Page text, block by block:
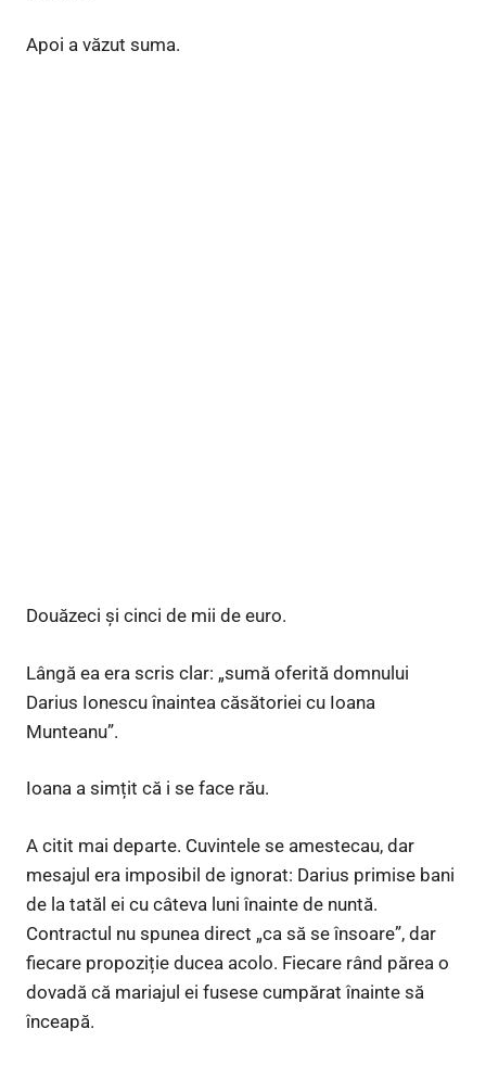
Apoi a văzut suma.
Douăzeci și cinci de mii de euro.
Lângă ea era scris clar: „sumă oferită domnului
Darius Ionescu înaintea căsătoriei cu Ioana
Munteanu”.
Ioana a simțit că i se face rău.
A citit mai departe. Cuvintele se amestecau, dar
mesajul era imposibil de ignorat: Darius primise bani
de la tatăl ei cu câteva luni înainte de nuntă.
Contractul nu spunea direct „ca să se însoare”, dar
fiecare propoziție ducea acolo. Fiecare rând părea o
dovadă că mariajul ei fusese cumpărat înainte să
înceapă.